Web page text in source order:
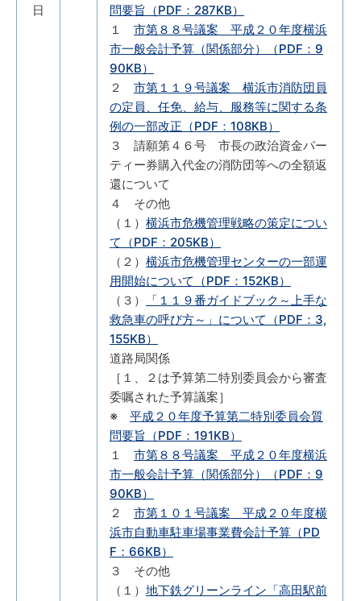
日
問要旨（PDF：287KB）
１ 市第８８号議案 平成２０年度横浜
市一般会計予算（関係部分）（PDF：9
90KB）
２ 市第１１９号議案 横浜市消防団員
の定員、任免、給与、服務等に関する条
例の一部改正（PDF：108KB）
３ 請願第４６号 市長の政治資金パー
ティー券購入代金の消防団等への全額返
還について
４ その他
（１） 横浜市危機管理戦略の策定につい
て（PDF：205KB）
（２） 横浜市危機管理センターの一部運
用開始について（PDF：152KB）
（３）
「１１９番ガイドブック～上手な
救急車の呼び方～」について（PDF：3,
155KB）
道路局関係
［１、２は予算第二特別委員会から審査
委嘱された予算議案］
※ 平成２０年度予算第二特別委員会質
問要旨（PDF：191KB）
１ 市第８８号議案 平成２０年度横浜
市一般会計予算（関係部分）（PDF：9
90KB）
２ 市第１０１号議案 平成２０年度横
浜市自動車駐車場事業費会計予算（PD
F：66KB）
３ その他
（１） 地下鉄グリーンライン「高田駅前